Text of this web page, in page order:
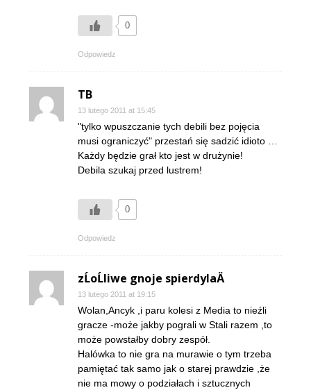
0
Odpowiedz
TB
13 lutego 2011 at 15:45
"tylko wpuszczanie tych debili bez pojęcia
musi ograniczyć" przestań się sadzić idioto …
Każdy będzie grał kto jest w drużynie!
Debila szukaj przed lustrem!
0
Odpowiedz
zĹoĹliwe gnoje spierdylaÄ
13 lutego 2011 at 19:15
Wolan,Ancyk ,i paru kolesi z Media to nieźli
gracze -może jakby pograli w Stali razem ,to
może powstałby dobry zespół.
Halówka to nie gra na murawie o tym trzeba
pamiętać tak samo jak o starej prawdzie ,że
nie ma mowy o podziałach i sztucznych